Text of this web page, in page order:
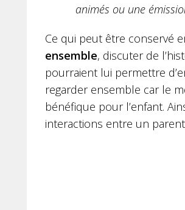
animés ou une
Ce qui peut être conservé
ensemble, discuter de
pourraient lui permettre
regarder ensemble car le
bénéfique pour l’enfant.
interactions entre un